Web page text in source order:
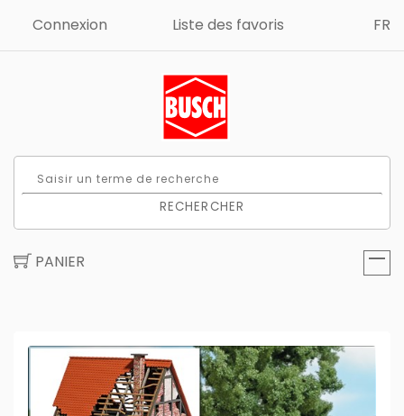
Connexion Liste des favoris FR
RECHERCHER
PANIER